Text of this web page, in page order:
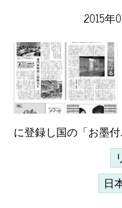
2015年
に登録し国の「お墨付
日